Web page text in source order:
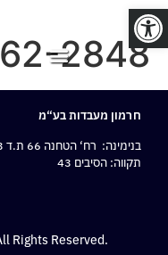
פתח סרגל נגישות
2848
חרמון מעבדות בע“מ
בנימינה: רח‘ הטחנה 66 ת.ד 23 מיקוד 3055001,
תקווה: הסיבים 43
Rights Reserved.